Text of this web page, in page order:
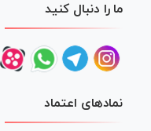
ما را دنبال کنید
نمادهای اعتماد